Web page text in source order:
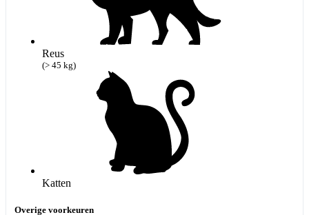
Reus
(> 45 kg)
Katten
Overige voorkeuren